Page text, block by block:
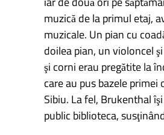
muzică de la primul etaj,
muzicale. Un pian cu
doilea pian, un violoncel
şi corni erau pregătite la
care au pus bazele
Sibiu. La fel, Brukenthal
public biblioteca,